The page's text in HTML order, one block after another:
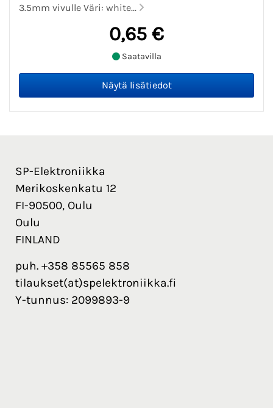
3.5mm vivulle Väri: white...
0,65 €
Saatavilla
SP-Elektroniikka
Merikoskenkatu 12
FI-90500, Oulu
Oulu
FINLAND
puh. +358 85565 858
tilaukset(at)spelektroniikka.fi
Y-tunnus: 2099893-9